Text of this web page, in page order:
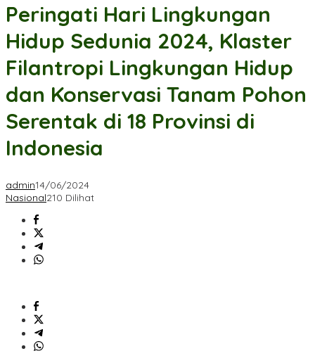
Peringati Hari Lingkungan
Hidup Sedunia 2024, Klaster
Filantropi Lingkungan Hidup
dan Konservasi Tanam Pohon
Serentak di 18 Provinsi di
Indonesia
admin14/06/2024
Nasional210 Dilihat